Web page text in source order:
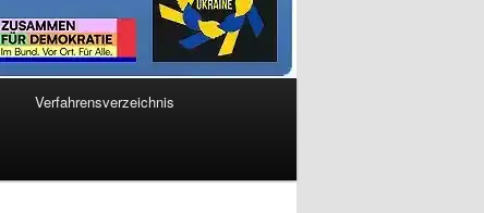
Verfahrensverzeichnis